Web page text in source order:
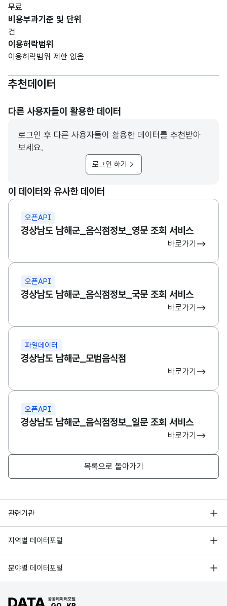
무료
비용부과기준 및 단위
건
이용허락범위
이용허락범위 제한 없음
추천데이터
다른 사용자들이 활용한 데이터
로그인 후 다른 사용자들이 활용한 데이터를 추천받아
보세요.
로그인 하기
이 데이터와 유사한 데이터
오픈API
경상남도 남해군_음식점정보_영문 조회 서비스
바로가기
오픈API
경상남도 남해군_음식점정보_국문 조회 서비스
바로가기
파일데이터
경상남도 남해군_모범음식점
바로가기
오픈API
경상남도 남해군_음식점정보_일문 조회 서비스
바로가기
목록으로 돌아가기
관련기관
행정안전부
한국지능정보사회진흥원
국가정보자원관리원
지역별 데이터포털
서울 열린데이터광장
경기데이터드림
D-데이터허브
분야별 데이터포털
기상자료개방포털
국토교통부 공간정보오픈플랫폼
환경부 환경데이터포털
공공데이터포털 바로가기